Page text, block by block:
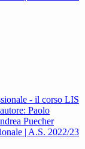
- il corso LIS
Paolo
Puecher
| A.S. 2022/23